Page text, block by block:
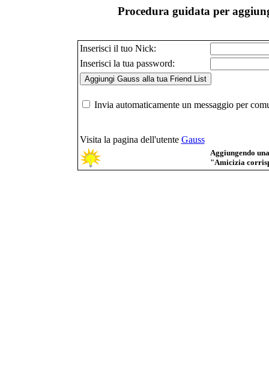
Procedura guidata per
Inserisci il tuo Nick:
Inserisci la tua password:
Invia automaticamente un messaggio per
Visita la pagina dell'utente Gauss
Aggiungendo
"Amicizia